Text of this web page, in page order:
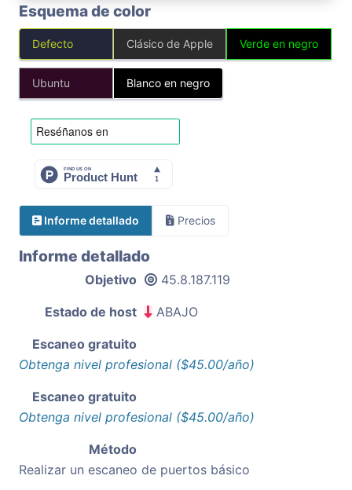
Esquema de color
Defecto Clásico de Apple Verde en negro
Ubuntu Blanco en negro
Informe detallado Precios
Informe detallado
Objetivo 45.8.187.119
Estado de host ABAJO
Escaneo gratuito
Obtenga nivel profesional ($45.00/año)
Escaneo gratuito
Obtenga nivel profesional ($45.00/año)
Método
Realizar un escaneo de puertos básico